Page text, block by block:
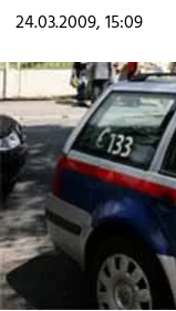
24.03.2009, 15:09